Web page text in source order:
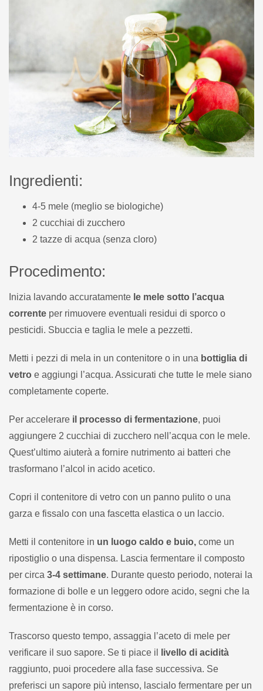
Ingredienti:
4-5 mele (meglio se biologiche)
2 cucchiai di zucchero
2 tazze di acqua (senza cloro)
Procedimento:
Inizia lavando accuratamente le mele sotto l’acqua
corrente per rimuovere eventuali residui di sporco o
pesticidi. Sbuccia e taglia le mele a pezzetti.
Metti i pezzi di mela in un contenitore o in una bottiglia di
vetro e aggiungi l’acqua. Assicurati che tutte le mele siano
completamente coperte.
Per accelerare il processo di fermentazione, puoi
aggiungere 2 cucchiai di zucchero nell’acqua con le mele.
Quest’ultimo aiuterà a fornire nutrimento ai batteri che
trasformano l’alcol in acido acetico.
Copri il contenitore di vetro con un panno pulito o una
garza e fissalo con una fascetta elastica o un laccio.
Metti il contenitore in un luogo caldo e buio, come un
ripostiglio o una dispensa. Lascia fermentare il composto
per circa 3-4 settimane. Durante questo periodo, noterai la
formazione di bolle e un leggero odore acido, segni che la
fermentazione è in corso.
Trascorso questo tempo, assaggia l’aceto di mele per
verificare il suo sapore. Se ti piace il
livello di acidità
raggiunto, puoi procedere alla fase successiva. Se
preferisci un sapore più intenso, lascialo fermentare per un